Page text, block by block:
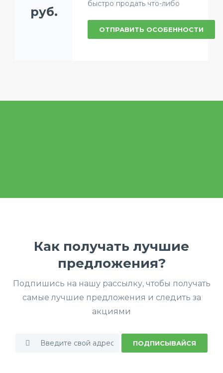
руб.
быстро продать что-либо
ОТПРАВИТЬ ОСОБЕННОСТИ
Как получать лучшие
предложения?
Подпишись на нашу рассылку, чтобы получать
самые лучшие предложения и следить за
акциями
ПОДПИСЫВАЙСЯ